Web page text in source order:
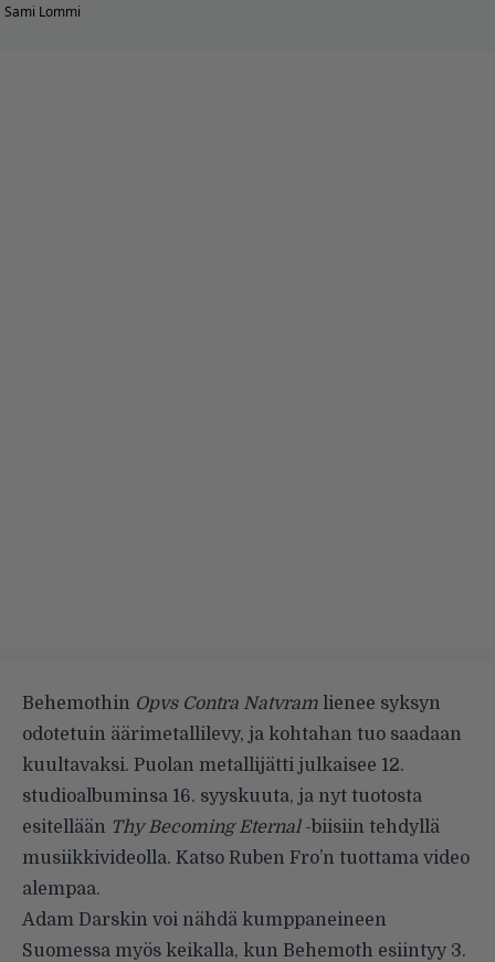
Sami Lommi
Behemothin Opvs Contra Natvram lienee syksyn
odotetuin äärimetallilevy, ja kohtahan tuo saadaan
kuultavaksi. Puolan metallijätti julkaisee 12.
studioalbuminsa 16. syyskuuta, ja nyt tuotosta
esitellään Thy Becoming Eternal-biisiin tehdyllä
musiikkivideolla. Katso Ruben Fro’n tuottama video
alempaa.
Adam Darskin voi nähdä kumppaneineen
Suomessa myös keikalla, kun Behemoth esiintyy 3.